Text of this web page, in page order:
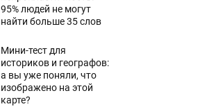
95% людей не могут
найти больше 35 слов
Мини-тест для
историков и географов:
а вы уже поняли, что
изображено на этой
карте?